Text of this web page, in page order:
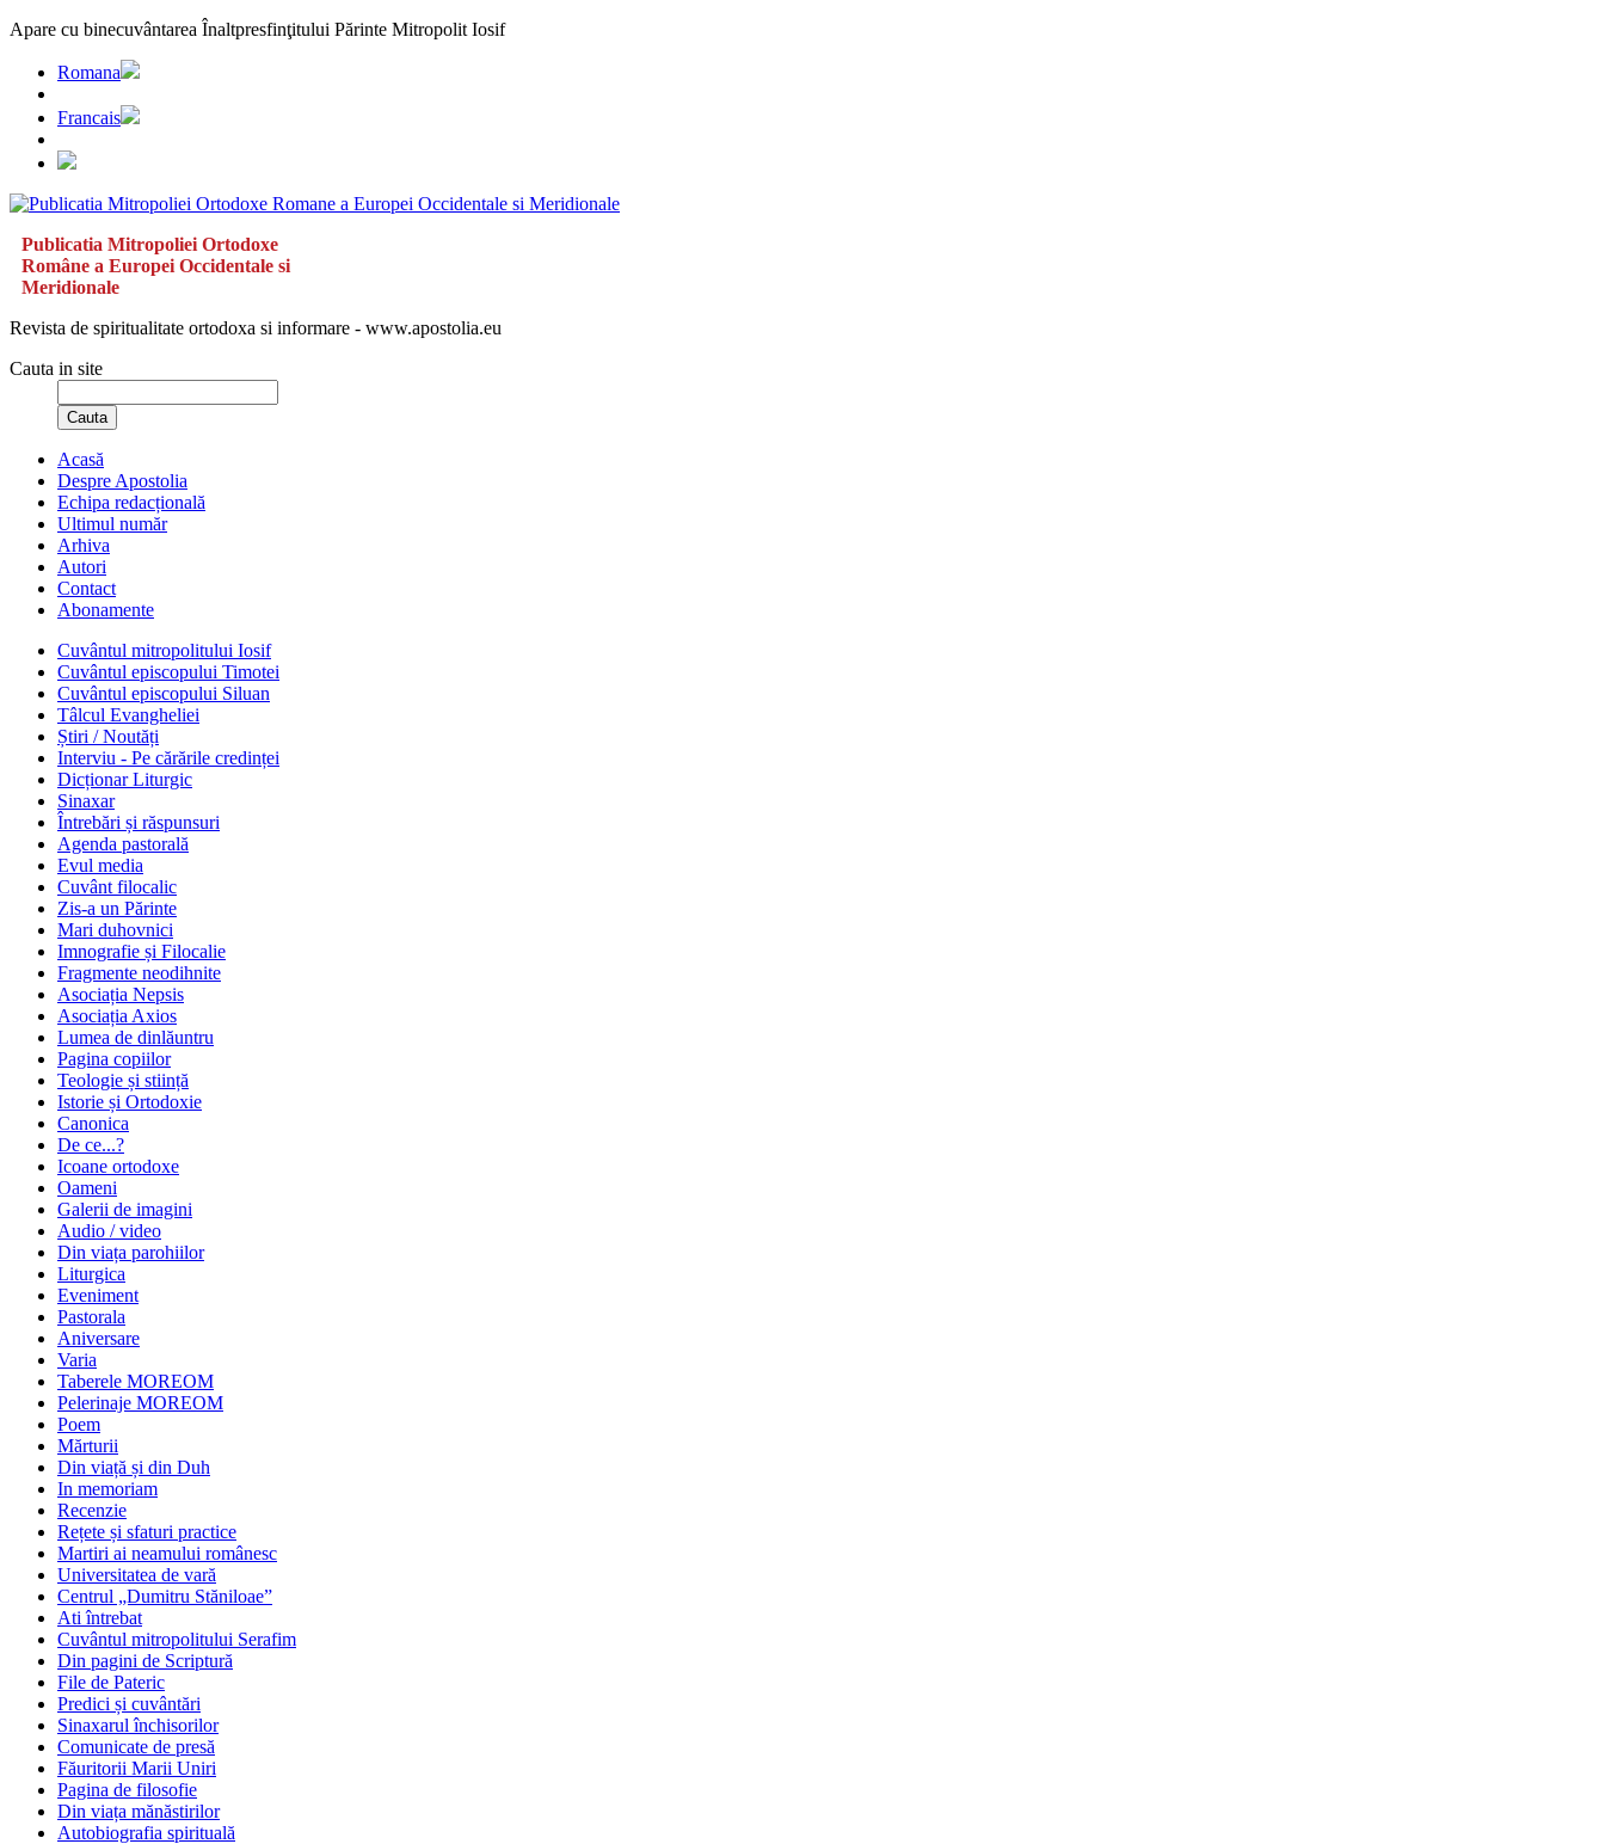
Apare cu binecuvântarea Înaltpresfinţitului Părinte Mitropolit Iosif
Romana
Francais
Publicatia Mitropoliei Ortodoxe
Române a Europei Occidentale si
Meridionale
Revista de spiritualitate ortodoxa si informare - www.apostolia.eu
Cauta in site
Cauta
Acasă
Despre Apostolia
Echipa redacțională
Ultimul număr
Arhiva
Autori
Contact
Abonamente
Cuvântul mitropolitului Iosif
Cuvântul episcopului Timotei
Cuvântul episcopului Siluan
Tâlcul Evangheliei
Știri / Noutăți
Interviu - Pe cărările credinței
Dicționar Liturgic
Sinaxar
Întrebări și răspunsuri
Agenda pastorală
Evul media
Cuvânt filocalic
Zis-a un Părinte
Mari duhovnici
Imnografie și Filocalie
Fragmente neodihnite
Asociația Nepsis
Asociația Axios
Lumea de dinlăuntru
Pagina copiilor
Teologie și stiință
Istorie și Ortodoxie
Canonica
De ce...?
Icoane ortodoxe
Oameni
Galerii de imagini
Audio / video
Din viața parohiilor
Liturgica
Eveniment
Pastorala
Aniversare
Varia
Taberele MOREOM
Pelerinaje MOREOM
Poem
Mărturii
Din viață și din Duh
In memoriam
Recenzie
Rețete și sfaturi practice
Martiri ai neamului românesc
Universitatea de vară
Centrul „Dumitru Stăniloae”
Ati întrebat
Cuvântul mitropolitului Serafim
Din pagini de Scriptură
File de Pateric
Predici și cuvântări
Sinaxarul închisorilor
Comunicate de presă
Făuritorii Marii Uniri
Pagina de filosofie
Din viața mănăstirilor
Autobiografia spirituală